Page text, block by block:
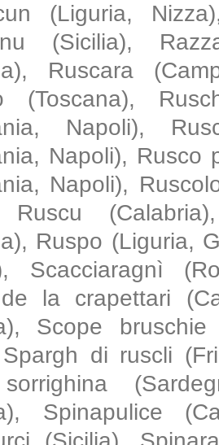
(Liguria,
(Sicilia),
Ruscara
(Toscana),
Napoli),
Napoli), Rusco
Napoli),
Ruscu
Ruspo (Liguria,
Scacciaragnì
la crapettari
Scope
di ruscli
Spinapulice